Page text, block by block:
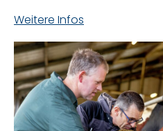
Weitere Infos